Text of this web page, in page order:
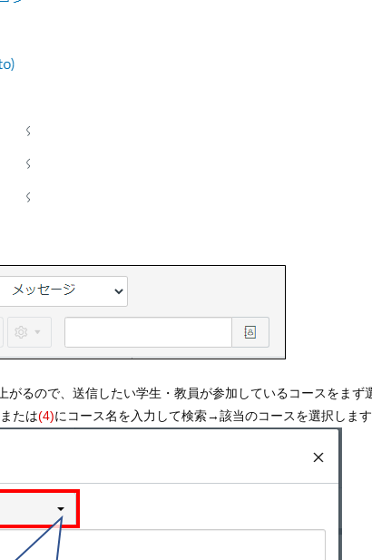
がるので、送信したい学生・教員が参加しているコースをまず
たは(4)にコース名を入力して検索→該当のコースを選択します